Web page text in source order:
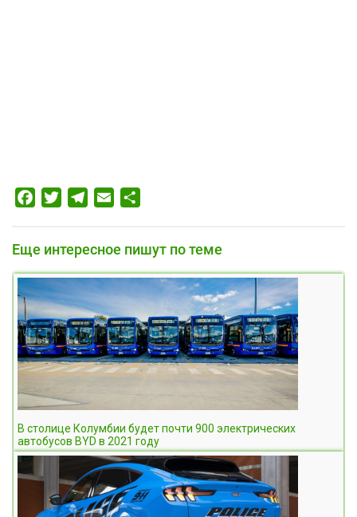
FacebookTwitterTelegram
Email
Еще интересное пишут по теме
В столице Колумбии будет почти 900 электрических
автобусов BYD в 2021 году